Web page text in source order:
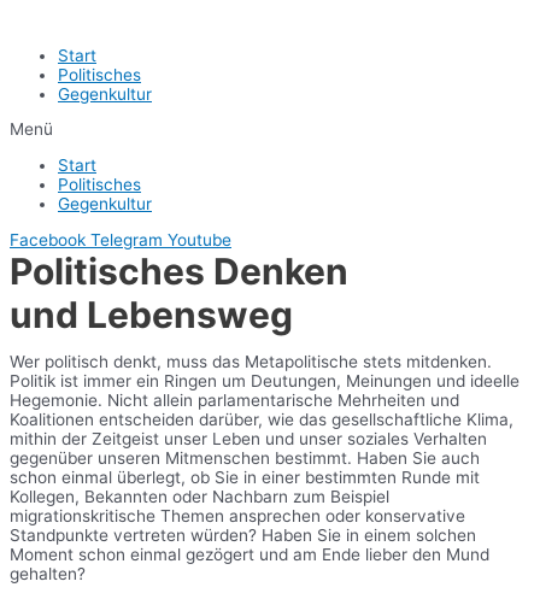
Start
Politisches
Gegenkultur
Menü
Start
Politisches
Gegenkultur
Facebook Telegram Youtube
Politisches Denken
und Lebensweg
Wer politisch denkt, muss das Metapolitische stets mitdenken.
Politik ist immer ein Ringen um Deutungen, Meinungen und ideelle
Hegemonie. Nicht allein parlamentarische Mehrheiten und
Koalitionen entscheiden darüber, wie das gesellschaftliche Klima,
mithin der Zeitgeist unser Leben und unser soziales Verhalten
gegenüber unseren Mitmenschen bestimmt. Haben Sie auch
schon einmal überlegt, ob Sie in einer bestimmten Runde mit
Kollegen, Bekannten oder Nachbarn zum Beispiel
migrationskritische Themen ansprechen oder konservative
Standpunkte vertreten würden? Haben Sie in einem solchen
Moment schon einmal gezögert und am Ende lieber den Mund
gehalten?